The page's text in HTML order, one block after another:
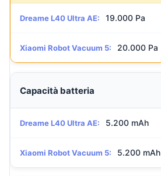
Dreame L40 Ultra AE: 19.000 Pa
Xiaomi Robot Vacuum 5: 20.000 Pa
Capacità batteria
Dreame L40 Ultra AE: 5.200 mAh
Xiaomi Robot Vacuum 5: 5.200 mAh